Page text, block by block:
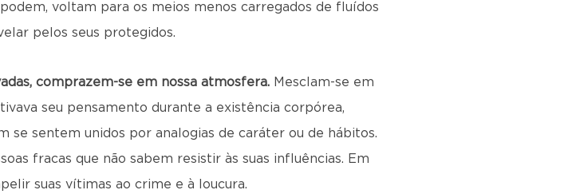
voltam para os meios menos carregados de fluídos
pelos seus protegidos.
comprazem-se em nossa atmosfera. Mesclam-se em
seu pensamento durante a existência corpórea,
se sentem unidos por analogias de caráter ou de hábitos.
fracas que não sabem resistir às suas influências. Em
suas vítimas ao crime e à loucura.